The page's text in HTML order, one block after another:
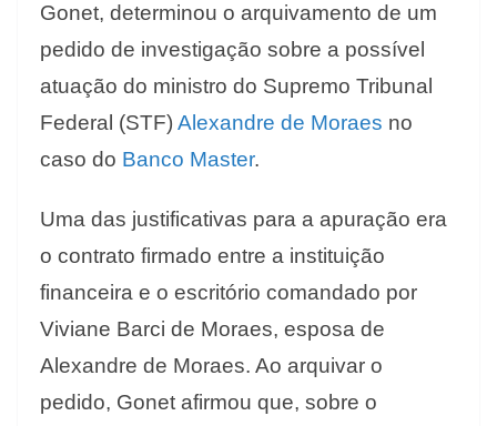
Gonet, determinou o arquivamento de um
pedido de investigação sobre a possível
atuação do ministro do Supremo Tribunal
Federal (STF) Alexandre de Moraes no
caso do Banco Master.
Uma das justificativas para a apuração era
o contrato firmado entre a instituição
financeira e o escritório comandado por
Viviane Barci de Moraes, esposa de
Alexandre de Moraes. Ao arquivar o
pedido, Gonet afirmou que, sobre o